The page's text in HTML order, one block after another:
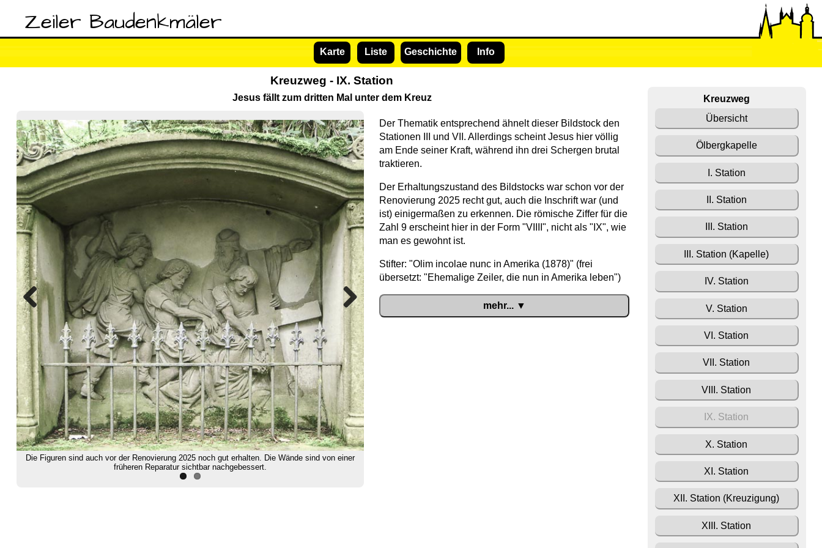
Zeiler Baudenkmäler
Karte Liste Geschichte Info
Kreuzweg - IX. Station
Jesus fällt zum dritten Mal unter dem Kreuz
Die Figuren sind auch vor der Renovierung 2025 noch gut erhalten. Die Wände sind von einer
früheren Reparatur sichtbar nachgebessert.
Previous Next
Der Thematik entsprechend ähnelt dieser Bildstock den
Stationen III und VII. Allerdings scheint Jesus hier völlig
am Ende seiner Kraft, während ihn drei Schergen brutal
traktieren.
Der Erhaltungszustand des Bildstocks war schon vor der
Renovierung 2025 recht gut, auch die Inschrift war (und
ist) einigermaßen zu erkennen. Die römische Ziffer für die
Zahl 9 erscheint hier in der Form "VIIII", nicht als "IX", wie
man es gewohnt ist.
Stifter: "Olim incolae nunc in Amerika (1878)" (frei
übersetzt: "Ehemalige Zeiler, die nun in Amerika leben")
mehr... ▼
Kreuzweg
Übersicht
Ölbergkapelle
I. Station
II. Station
III. Station
III. Station (Kapelle)
IV. Station
V. Station
VI. Station
VII. Station
VIII. Station
IX. Station
X. Station
XI. Station
XII. Station (Kreuzigung)
XIII. Station